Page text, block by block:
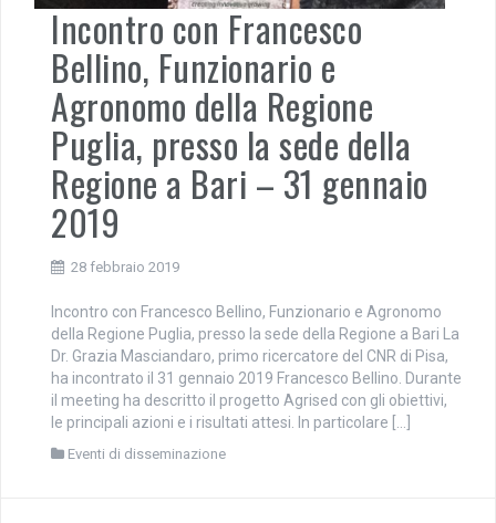
Incontro con Francesco
Bellino, Funzionario e
Agronomo della Regione
Puglia, presso la sede della
Regione a Bari – 31 gennaio
2019
28 febbraio 2019
Incontro con Francesco Bellino, Funzionario e Agronomo
della Regione Puglia, presso la sede della Regione a Bari La
Dr. Grazia Masciandaro, primo ricercatore del CNR di Pisa,
ha incontrato il 31 gennaio 2019 Francesco Bellino. Durante
il meeting ha descritto il progetto Agrised con gli obiettivi,
le principali azioni e i risultati attesi. In particolare […]
Eventi di disseminazione